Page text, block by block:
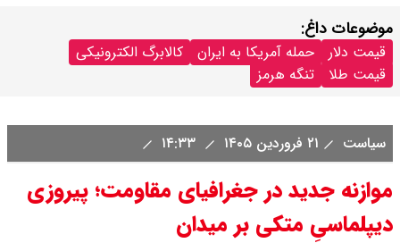
موضوعات داغ:
قیمت دلار حمله آمریکا به ایران
کالابرگ الکترونیکی
قیمت طلا
تنگه هرمز
سیاست ۲۱ فروردین ۱۴۰۵
موازنه جدید در جغرافیای مقاومت؛ پیروزی
دیپلماسیِ متکی بر میدان